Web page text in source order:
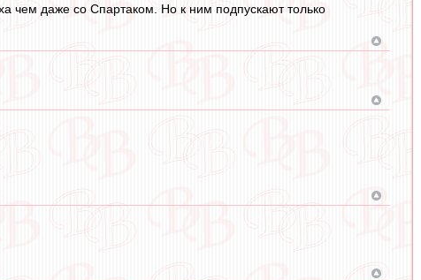
чем даже со Спартаком. Но к ним подпускают только